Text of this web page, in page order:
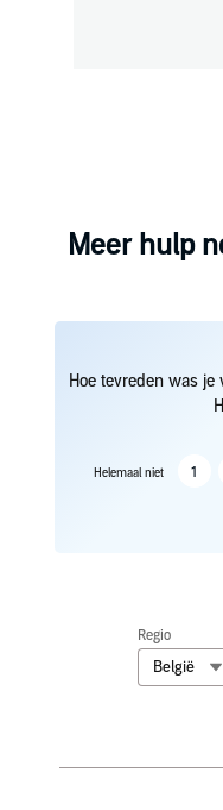
Meer hulp
Hoe tevreden was
Helemaal niet 1
Regio
België